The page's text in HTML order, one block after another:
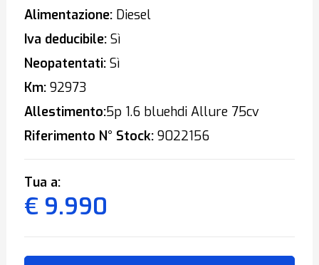
Alimentazione:Diesel
Iva deducibile:Sì
Neopatentati:Sì
Km:92973
Allestimento:5p 1.6 bluehdi Allure 75cv
Riferimento N° Stock:9022156
Tua a:
€ 9.990